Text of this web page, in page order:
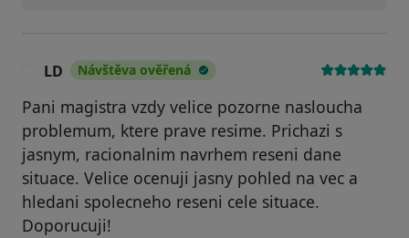
LD Návštěva ověřená
Pani magistra vzdy velice pozorne nasloucha
problemum, ktere prave resime. Prichazi s
jasnym, racionalnim navrhem reseni dane
situace. Velice ocenuji jasny pohled na vec a
hledani spolecneho reseni cele situace.
Doporucuji!